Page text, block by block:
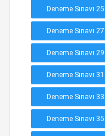
Deneme Sınavı 25
Deneme Sınavı 27
Deneme Sınavı 29
Deneme Sınavı 31
Deneme Sınavı 33
Deneme Sınavı 35